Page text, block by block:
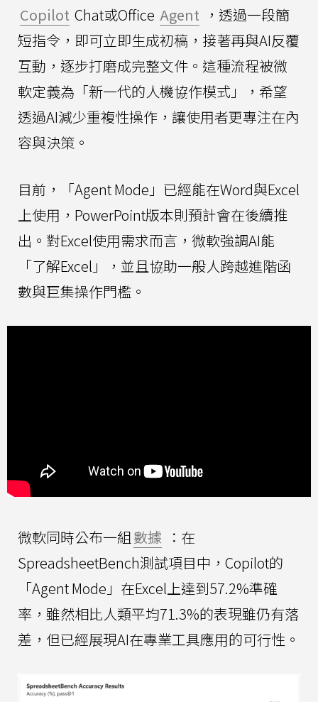
Copilot Chat或Office Agent ，透過一段簡
短指令，即可立即生成初稿，接著再與AI反覆
互動，逐步打磨成完整文件。這種流程被微
軟定義為「新一代的人機協作模式」，希望
透過AI減少重複性操作，讓使用者更專注在內
容與決策。
目前，「Agent Mode」已經能在Word與Excel
上使用，PowerPoint版本則預計會在後續推
出。對Excel使用需求而言，微軟強調AI能
「了解Excel」，並且協助一般人跨越進階函
數與巨集操作門檻。
微軟同時公布一組數據 ：在
SpreadsheetBench測試項目中，Copilot的
「Agent Mode」在Excel上達到57.2%準確
率，雖然相比人類平均71.3%的表現雖仍有落
差，但已經展現AI在專業工具應用的可行性。